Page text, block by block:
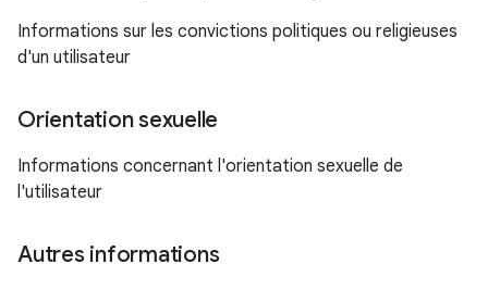
Informations sur les convictions politiques ou religieuses
d'un utilisateur
Orientation sexuelle
Informations concernant l'orientation sexuelle de
l'utilisateur
Autres informations